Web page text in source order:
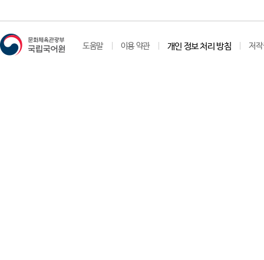
도움말 이용 약관 개인 정보 처리 방침 저